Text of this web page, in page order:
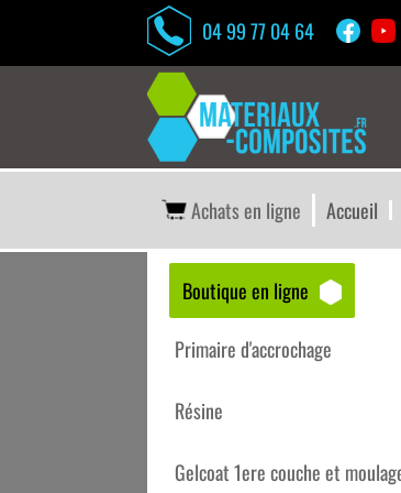
04 99 77 04 64
Achats en ligne Accueil
Boutique en ligne
Primaire d'accrochage
Résine
Gelcoat 1ere couche et
Accueil/Boutique matériaux –